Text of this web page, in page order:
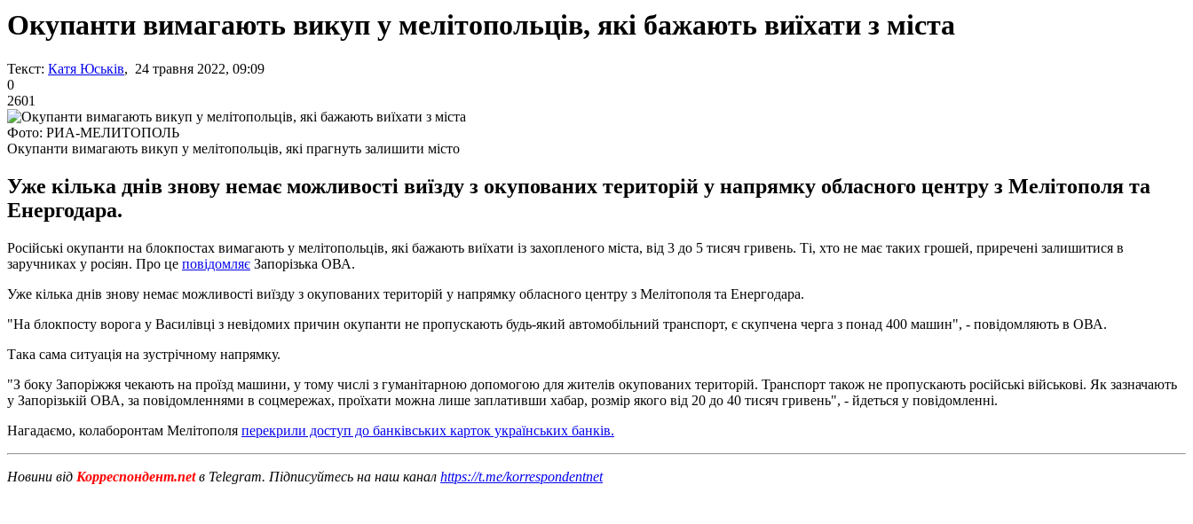
Окупанти вимагають викуп у мелітопольців, які бажають виїхати з міста
Текст: Катя Юськів, 24 травня 2022, 09:09
0
2601
Фото: РИА-МЕЛИТОПОЛЬ
Окупанти вимагають викуп у мелітопольців, які прагнуть залишити місто
Уже кілька днів знову немає можливості виїзду з окупованих територій у напрямку обласного центру з Мелітополя та
Енергодара.
Російські окупанти на блокпостах вимагають у мелітопольців, які бажають виїхати із захопленого міста, від 3 до 5 тисяч гривень. Ті, хто не має таких грошей, приречені залишитися в
заручниках у росіян. Про це повідомляє Запорізька ОВА.
Уже кілька днів знову немає можливості виїзду з окупованих територій у напрямку обласного центру з Мелітополя та Енергодара.
"На блокпосту ворога у Василівці з невідомих причин окупанти не пропускають будь-який автомобільний транспорт, є скупчена черга з понад 400 машин", - повідомляють в ОВА.
Така сама ситуація на зустрічному напрямку.
"З боку Запоріжжя чекають на проїзд машини, у тому числі з гуманітарною допомогою для жителів окупованих територій. Транспорт також не пропускають російські військові. Як зазначають
у Запорізькій ОВА, за повідомленнями в соцмережах, проїхати можна лише заплативши хабар, розмір якого від 20 до 40 тисяч гривень", - йдеться у повідомленні.
Нагадаємо, колаборонтам Мелітополя перекрили доступ до банківських карток українських банків.
Новини від Корреспондент.netв Telegram. Підписуйтесь на наш канал https://t.me/korrespondentnet